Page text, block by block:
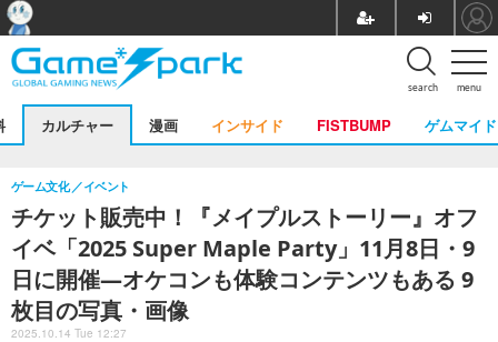
menu
search
カルチャー 漫画 インサイド FISTBUMP ゲムマイド
チケット販売中！『メイプルストーリー』オフ
イベ「2025 Super Maple Party」11月8日・9
日に開催―オケコンも体験コンテンツもある 9
枚目の写真・画像
ゲーム文化 イベント
2025.10.14 Tue 12:27